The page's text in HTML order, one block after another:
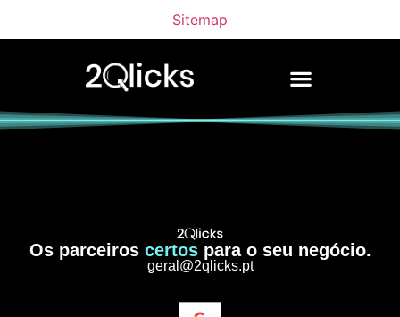
Sitemap
Os parceiros certospara o seu negócio.
geral@2qlicks.pt